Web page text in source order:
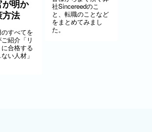
明か
法
すべてを
紹介「リ
合格する
い人材」
社Sincereedのこ
と、転職のことなど
をまとめてみまし
た。